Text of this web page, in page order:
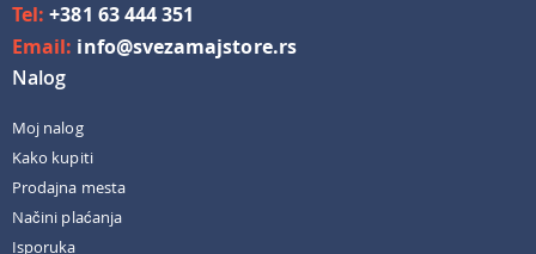
Tel:+381 63 444 351
Email: info@svezamajstore.rs
Nalog
Moj nalog
Kako kupiti
Prodajna mesta
Načini plaćanja
Isporuka